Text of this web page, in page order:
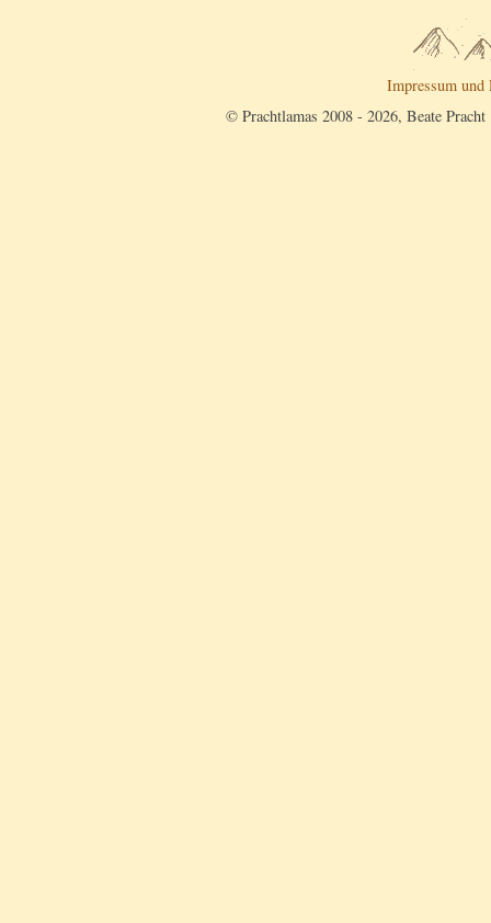
Impressum und
© Prachtlamas 2008 - 2026, Beate Pracht